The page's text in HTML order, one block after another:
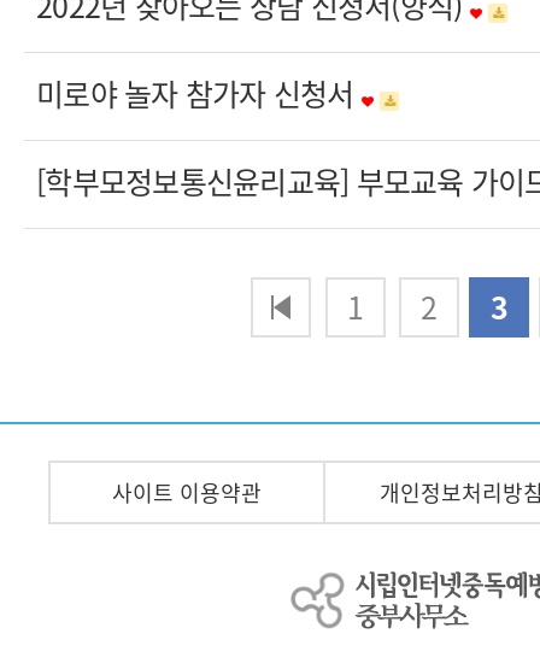
미로야 놀자 참가자 신청서
[학부모정보통신윤리교육] 부모교육 가
1 2 3
사이트 이용약관 개인정보처리방